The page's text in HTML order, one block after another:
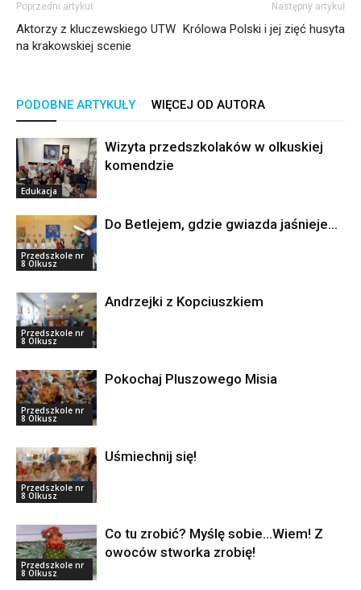
Poprzedni artykuł
Aktorzy z kluczewskiego UTW
na krakowskiej scenie
Następny artykuł
Królowa Polski i jej zięć husyta
PODOBNE ARTYKUŁY WIĘCEJ OD AUTORA
Edukacja
Wizyta przedszkolaków w olkuskiej
komendzie
Przedszkole nr
8 Olkusz
Do Betlejem, gdzie gwiazda jaśnieje…
Przedszkole nr
8 Olkusz
Andrzejki z Kopciuszkiem
Przedszkole nr
8 Olkusz
Pokochaj Pluszowego Misia
Przedszkole nr
8 Olkusz
Uśmiechnij się!
Przedszkole nr
8 Olkusz
Co tu zrobić? Myślę sobie…Wiem! Z
owoców stworka zrobię!